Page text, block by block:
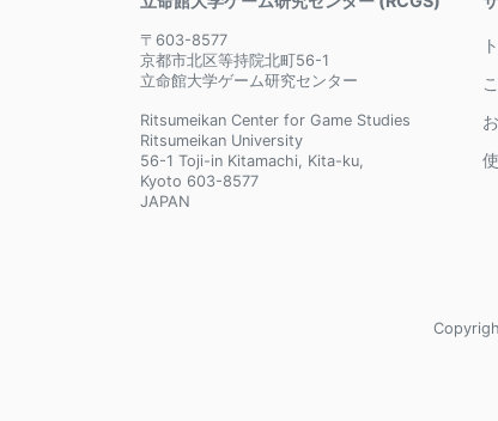
〒603-8577
京都市北区等持院北町56-1
立命館大学ゲーム研究センター
Ritsumeikan Center for Game Studies
Ritsumeikan University
56-1 Toji-in Kitamachi, Kita-ku,
Kyoto 603-8577
JAPAN